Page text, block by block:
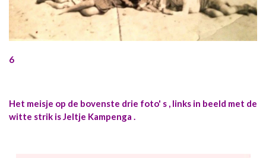
6
Het meisje op de bovenste drie foto' s , links in beeld met de
witte strik is Jeltje Kampenga .